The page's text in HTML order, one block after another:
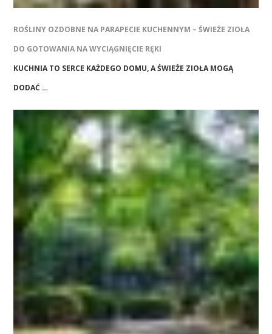
ROŚLINY OZDOBNE NA PARAPECIE KUCHENNYM – ŚWIEŻE ZIOŁA
DO GOTOWANIA NA WYCIĄGNIĘCIE RĘKI
KUCHNIA TO SERCE KAŻDEGO DOMU, A ŚWIEŻE ZIOŁA MOGĄ
DODAĆ …